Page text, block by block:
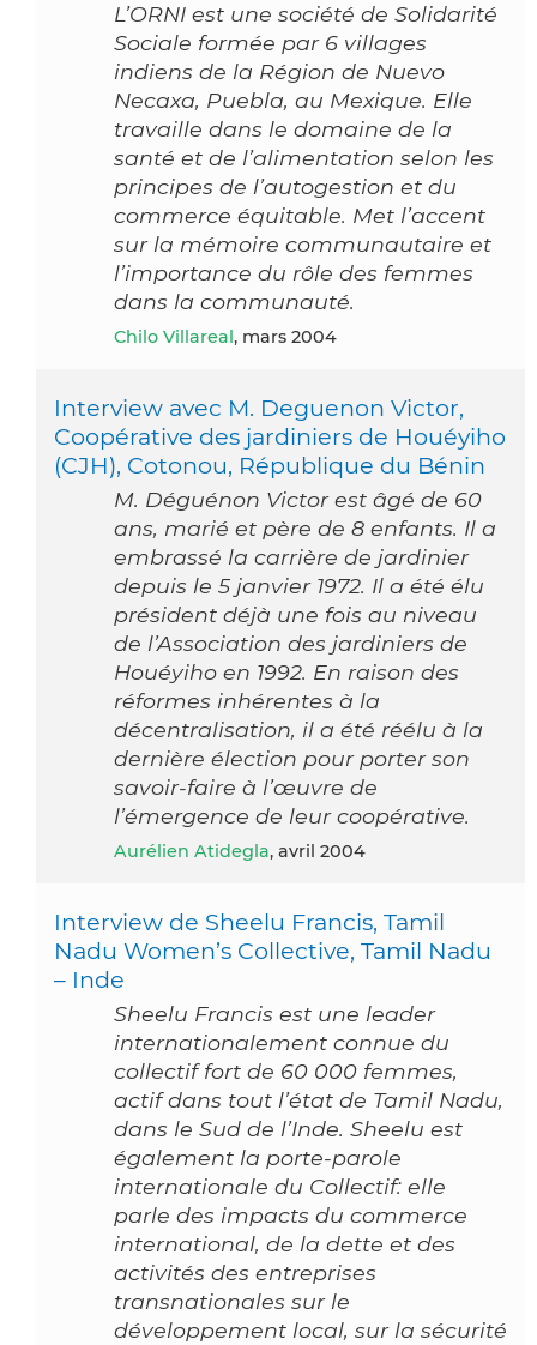
L’ORNI est une société de Solidarité
Sociale formée par 6 villages
indiens de la Région de Nuevo
Necaxa, Puebla, au Mexique. Elle
travaille dans le domaine de la
santé et de l’alimentation selon les
principes de l’autogestion et du
commerce équitable. Met l’accent
sur la mémoire communautaire et
l’importance du rôle des femmes
dans la communauté.
Chilo Villareal , mars 2004
Interview avec M. Deguenon Victor,
Coopérative des jardiniers de Houéyiho
(CJH), Cotonou, République du Bénin
M. Déguénon Victor est âgé de 60
ans, marié et père de 8 enfants. Il a
embrassé la carrière de jardinier
depuis le 5 janvier 1972. Il a été élu
président déjà une fois au niveau
de l’Association des jardiniers de
Houéyiho en 1992. En raison des
réformes inhérentes à la
décentralisation, il a été réélu à la
dernière élection pour porter son
savoir-faire à l’œuvre de
l’émergence de leur coopérative.
Aurélien Atidegla, avril 2004
Interview de Sheelu Francis, Tamil
Nadu Women’s Collective, Tamil Nadu
– Inde
Sheelu Francis est une leader
internationalement connue du
collectif fort de 60 000 femmes,
actif dans tout l’état de Tamil Nadu,
dans le Sud de l’Inde. Sheelu est
également la porte-parole
internationale du Collectif: elle
parle des impacts du commerce
international, de la dette et des
activités des entreprises
transnationales sur le
développement local, sur la sécurité